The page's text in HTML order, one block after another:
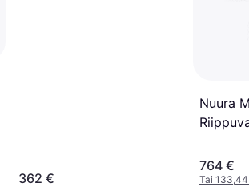
362 €
Nuura
764 €
Tai